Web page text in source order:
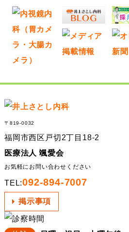
カ
ブ
〒819-0032
福岡市西区戸切2丁目18-2
医療法人 颯愛会
お気軽にお問い合わせください
TEL:092-894-7007
掲示事項